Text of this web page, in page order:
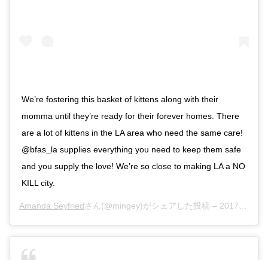
We’re fostering this basket of kittens along with their
momma until they’re ready for their forever homes. There
are a lot of kittens in the LA area who need the same care!
@bfas_la supplies everything you need to keep them safe
and you supply the love! We’re so close to making LA a NO
KILL city.
Amanda Seyfriedさん(@mingey)がシェアした投稿 – 2017年 9月月4日午後10時18分PDT